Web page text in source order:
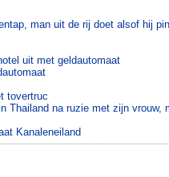
man uit de rij doet alsof hij
uit met geldautomaat
tovertruc
Thailand na ruzie met zijn vrouw,
Kanaleneiland